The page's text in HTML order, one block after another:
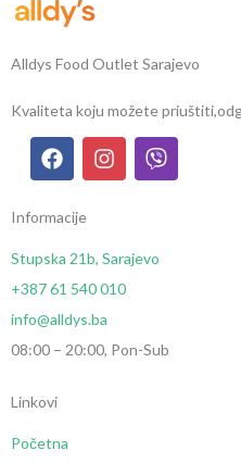
Alldys Food Outlet Sarajevo
Kvaliteta koju možete priuštiti,
Informacije
Stupska 21b, Sarajevo
+387 61 540 010
info@alldys.ba
08:00 – 20:00, Pon-Sub
Linkovi
Početna